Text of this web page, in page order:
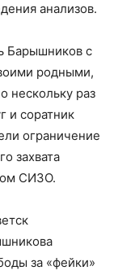
анализов.
Барышников с
родными,
нескольку раз
и соратник
ограничение
захвата
СИЗО.
за «фейки»